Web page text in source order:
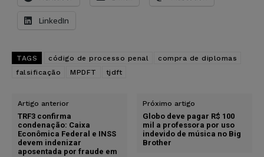
LinkedIn
TAGS código de processo penal
compra de diplomas
falsificação
MPDFT tjdft
Artigo anterior
TRF3 confirma
condenação: Caixa
Econômica Federal e INSS
devem indenizar
aposentada por fraude em
Próximo artigo
Globo deve pagar R$ 100
mil a professora por uso
indevido de música no Big
Brother